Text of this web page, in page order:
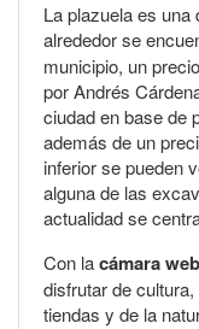
La plazuela es
alrededor se
municipio, un
por Andrés
ciudad en base de
además de un
inferior se pueden
alguna de las
actualidad se
Con lacámara
disfrutar de
tiendas y de la